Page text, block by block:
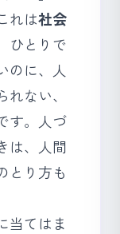
れは社会
ひとりで
のに、人
ない、
す。人づ
、
人間
とり方も
当てはま